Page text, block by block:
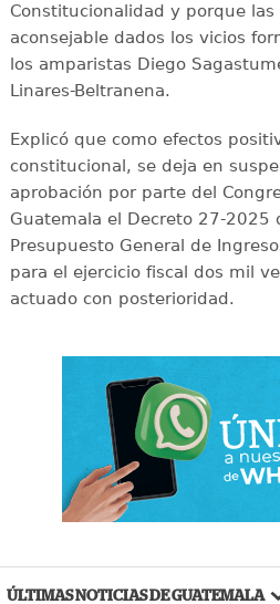
Constitucionalidad y porque
aconsejable dados los vicios
los amparistas Diego
Linares-Beltranena.
Explicó que como efectos
constitucional, se deja en
aprobación por parte del
Guatemala el Decreto 27-2025
Presupuesto General de
para el ejercicio fiscal dos mil
actuado con posterioridad.
ÚLTIMAS NOTICIAS DE GUATEMALA